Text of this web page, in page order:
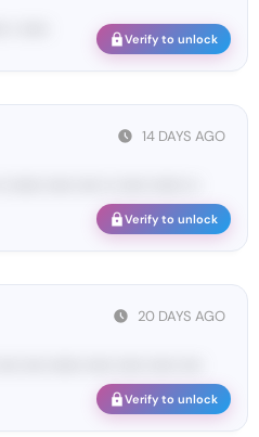
Verify to unlock
14 DAYS AGO
Verify to unlock
20 DAYS AGO
Verify to unlock